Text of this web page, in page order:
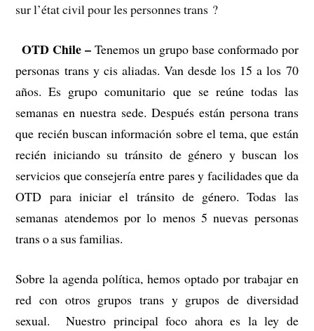
sur l’état civil pour les personnes trans ?
–OTD Chile – Tenemos un grupo base conformado por
personas trans y cis aliadas. Van desde los 15 a los 70
años. Es grupo comunitario que se reúne todas las
semanas en nuestra sede. Después están persona trans
que recién buscan información sobre el tema, que están
recién iniciando su tránsito de género y buscan los
servicios que consejería entre pares y facilidades que da
OTD para iniciar el tránsito de género. Todas las
semanas atendemos por lo menos 5 nuevas personas
trans o a sus familias.
Sobre la agenda política, hemos optado por trabajar en
red con otros grupos trans y grupos de diversidad
sexual. Nuestro principal foco ahora es la ley de